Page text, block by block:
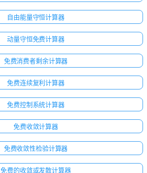
自由能量守恒计算器
动量守恒免费计算器
免费消费者剩余计算器
免费连续复利计算器
免费控制系统计算器
免费收敛计算器
免费收敛性检验计算器
免费的收敛或发散计算器